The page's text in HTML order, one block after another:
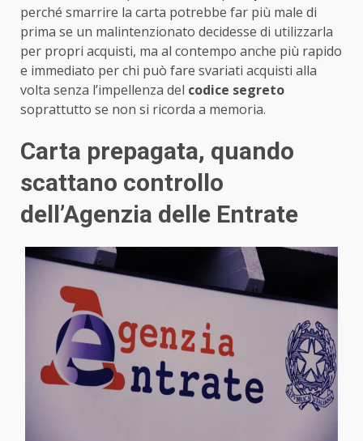
perché smarrire la carta potrebbe far più male di
prima se un malintenzionato decidesse di utilizzarla
per propri acquisti, ma al contempo anche più rapido
e immediato per chi può fare svariati acquisti alla
volta senza l’impellenza del codice segreto
soprattutto se non si ricorda a memoria.
Carta prepagata, quando
scattano controllo
dell’Agenzia delle Entrate